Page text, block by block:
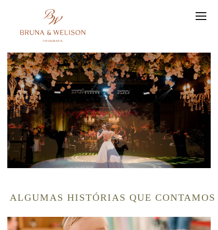
ALGUMAS HISTÓRIAS QUE CONTAMOS